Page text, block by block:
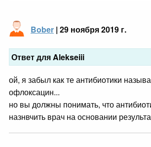
Bober | 29 ноября 2019 г.
Ответ для Alekseiii
ой, я забыл как те антибиотики
офлоксацин...
но вы должны понимать, что
назнвчить врач на основании